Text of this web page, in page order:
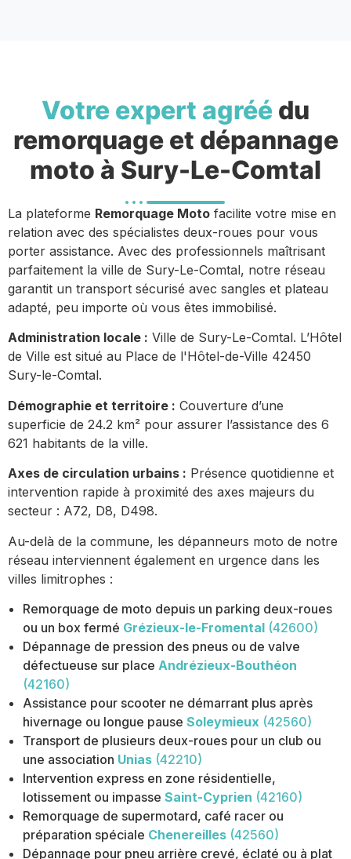
Votre expert agréé du
remorquage et dépannage
moto à Sury-Le-Comtal
La plateforme Remorquage Moto facilite votre mise en
relation avec des spécialistes deux-roues pour vous
porter assistance. Avec des professionnels maîtrisant
parfaitement la ville de Sury-Le-Comtal, notre réseau
garantit un transport sécurisé avec sangles et plateau
adapté, peu importe où vous êtes immobilisé.
Administration locale : Ville de Sury-Le-Comtal. L’Hôtel
de Ville est situé au Place de l'Hôtel-de-Ville 42450
Sury-le-Comtal.
Démographie et territoire : Couverture d’une
superficie de 24.2 km² pour assurer l’assistance des 6
621 habitants de la ville.
Axes de circulation urbains : Présence quotidienne et
intervention rapide à proximité des axes majeurs du
secteur : A72, D8, D498.
Au-delà de la commune, les dépanneurs moto de notre
réseau interviennent également en urgence dans les
villes limitrophes :
Remorquage de moto depuis un parking deux-roues
ou un box fermé Grézieux-le-Fromental (42600)
Dépannage de pression des pneus ou de valve
défectueuse sur place Andrézieux-Bouthéon
(42160)
Assistance pour scooter ne démarrant plus après
hivernage ou longue pause Soleymieux (42560)
Transport de plusieurs deux-roues pour un club ou
une association Unias (42210)
Intervention express en zone résidentielle,
lotissement ou impasse Saint-Cyprien (42160)
Remorquage de supermotard, café racer ou
préparation spéciale Chenereilles (42560)
Dépannage pour pneu arrière crevé, éclaté ou à plat